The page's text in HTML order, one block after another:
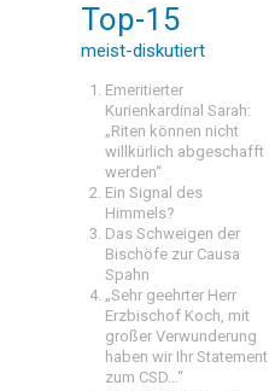
Top-15
meist-diskutiert
Emeritierter
Kurienkardinal Sarah:
„Riten können nicht
willkürlich abgeschafft
werden“
Ein Signal des
Himmels?
Das Schweigen der
Bischöfe zur Causa
Spahn
„Sehr geehrter Herr
Erzbischof Koch, mit
großer Verwunderung
haben wir Ihr Statement
zum CSD…“